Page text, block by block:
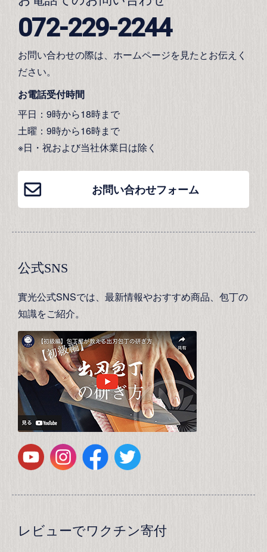
072-229-2244
お問い合わせの際は、ホームページを見たとお伝えく
ださい。
お電話受付時間
平日：9時から18時まで
土曜：9時から16時まで
※日・祝および当社休業日は除く
お問い合わせフォーム
公式SNS
實光公式SNSでは、最新情報やおすすめ商品、包丁の
知識をご紹介。
レビューでワクチン寄付